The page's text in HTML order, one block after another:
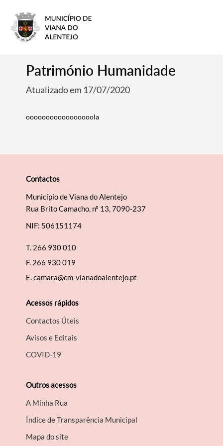
Categorias gerais
Património Humanidade
Atualizado em 17/07/2020
ooooooooooooooooola
Contactos
Município de Viana do Alentejo
Rua Brito Camacho, nº 13, 7090-237
NIF: 506151174
T. 266 930 010
F. 266 930 019
E.camara@cm-vianadoalentejo.pt
Acessos rápidos
Contactos Úteis
Avisos e Editais
COVID-19
Outros acessos
A Minha Rua
Índice de Transparência Municipal
Mapa do site